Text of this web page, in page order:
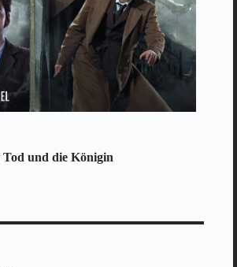
Tod und die Königin